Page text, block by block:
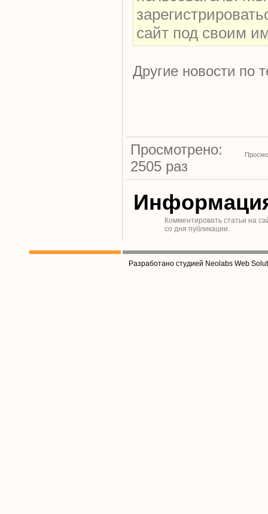
сайт под своим
Другие новости по
Просмотрено:
2505 раз
Комментировать статьи на
со дня публикации.
Разработано студией Neolabs Web